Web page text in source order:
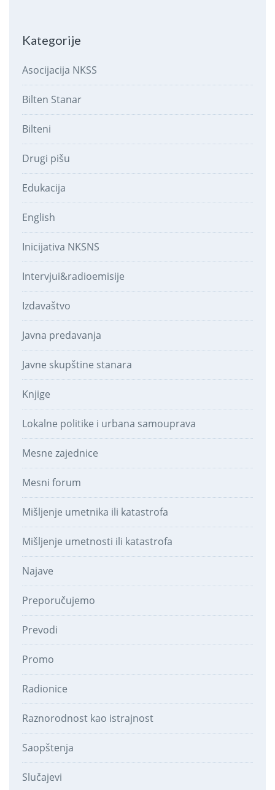
Kategorije
Asocijacija NKSS
Bilten Stanar
Bilteni
Drugi pišu
Edukacija
English
Inicijativa NKSNS
Intervjui&radioemisije
Izdavaštvo
Javna predavanja
Javne skupštine stanara
Knjige
Lokalne politike i urbana samouprava
Mesne zajednice
Mesni forum
Mišljenje umetnika ili katastrofa
Mišljenje umetnosti ili katastrofa
Najave
Preporučujemo
Prevodi
Promo
Radionice
Raznorodnost kao istrajnost
Saopštenja
Slučajevi